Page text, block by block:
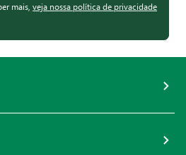
mais, veja nossa política de privacidade